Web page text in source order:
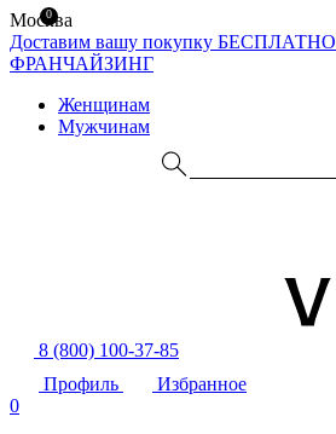
Москва
Доставим вашу покупку БЕСПЛАТНО
ФРАНЧАЙЗИНГ
Женщинам
Мужчинам
8 (800) 100-37-85
Профиль
Избранное
0
0